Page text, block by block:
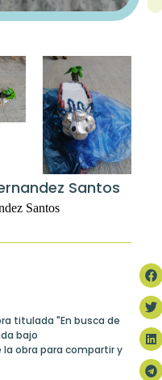
Santos
Santos
titulada "En busca de
bajo
la obra para compartir y